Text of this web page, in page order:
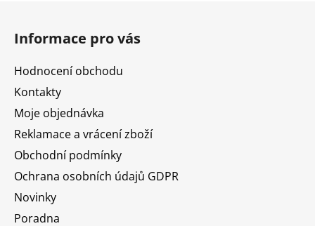
Informace pro vás
Hodnocení obchodu
Kontakty
Moje objednávka
Reklamace a vrácení zboží
Obchodní podmínky
Ochrana osobních údajů GDPR
Novinky
Poradna